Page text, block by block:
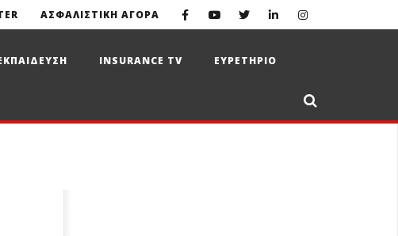
ΑΣΦΑΛΙΣΤΙΚΗ ΑΓΟΡΑ
INSURANCE TV ΕΥΡΕΤΗΡΙΟ